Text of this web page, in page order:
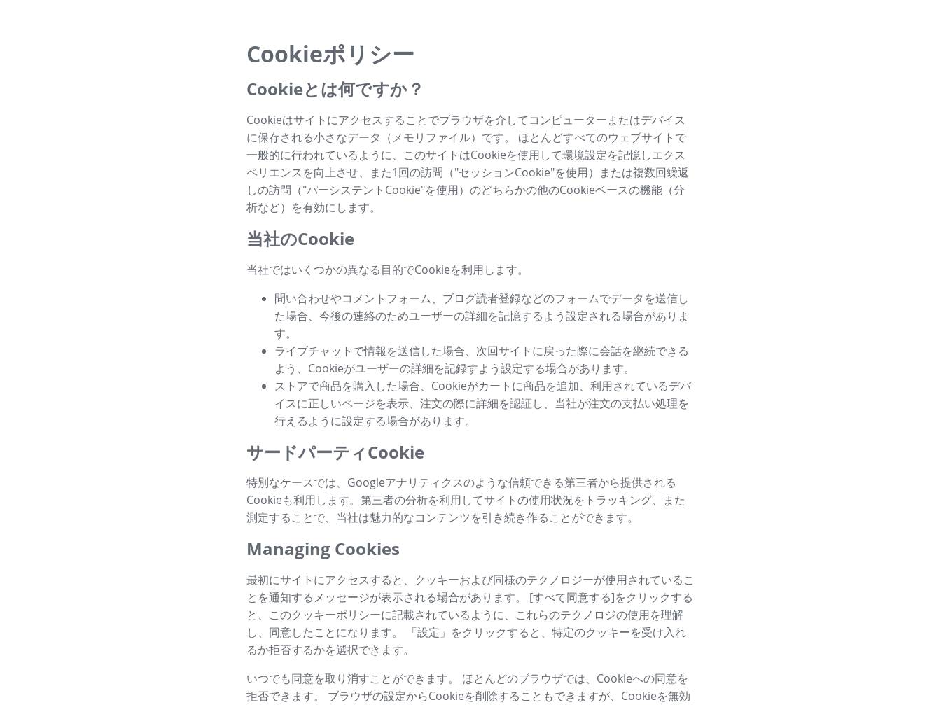
Cookieポリシー
Cookieとは何ですか？
Cookieはサイトにアクセスすることでブラウザを介してコンピューターまたはデバイス
に保存される小さなデータ（メモリファイル）です。 ほとんどすべてのウェブサイトで
一般的に行われているように、このサイトはCookieを使用して環境設定を記憶しエクス
ペリエンスを向上させ、また1回の訪問（"セッションCookie"を使用）または複数回繰返
しの訪問（"パーシステントCookie"を使用）のどちらかの他のCookieベースの機能（分
析など）を有効にします。
当社のCookie
当社ではいくつかの異なる目的でCookieを利用します。
問い合わせやコメントフォーム、ブログ読者登録などのフォームでデータを送信し
た場合、今後の連絡のためユーザーの詳細を記憶するよう設定される場合がありま
す。
ライブチャットで情報を送信した場合、次回サイトに戻った際に会話を継続できる
よう、Cookieがユーザーの詳細を記録すよう設定する場合があります。
ストアで商品を購入した場合、Cookieがカートに商品を追加、利用されているデバ
イスに正しいページを表示、注文の際に詳細を認証し、当社が注文の支払い処理を
行えるように設定する場合があります。
サードパーティCookie
特別なケースでは、Googleアナリティクスのような信頼できる第三者から提供される
Cookieも利用します。第三者の分析を利用してサイトの使用状況をトラッキング、また
測定することで、当社は魅力的なコンテンツを引き続き作ることができます。
Managing Cookies
最初にサイトにアクセスすると、クッキーおよび同様のテクノロジーが使用されているこ
とを通知するメッセージが表示される場合があります。 [すべて同意する]をクリックする
と、このクッキーポリシーに記載されているように、これらのテクノロジの使用を理解
し、同意したことになります。 「設定」をクリックすると、特定のクッキーを受け入れ
るか拒否するかを選択できます。
いつでも同意を取り消すことができます。 ほとんどのブラウザでは、Cookieへの同意を
拒否できます。 ブラウザの設定からCookieを削除することもできますが、Cookieを無効